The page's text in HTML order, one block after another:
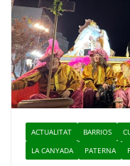
ACTUALITAT BARRIOS
LA CANYADA
PATERNA